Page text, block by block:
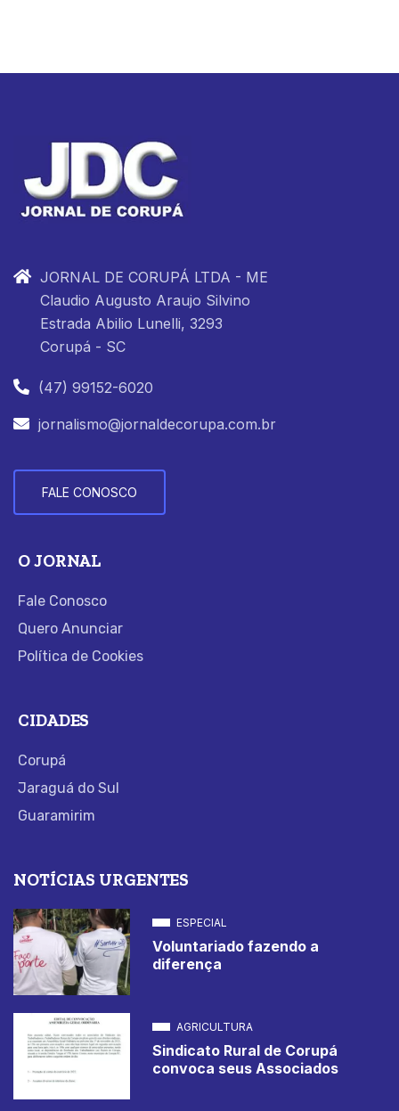
JORNAL DE CORUPÁ LTDA - ME
Claudio Augusto Araujo Silvino
Estrada Abilio Lunelli, 3293
Corupá - SC
(47) 99152-6020
jornalismo@jornaldecorupa.com.br
FALE CONOSCO
O JORNAL
Fale Conosco
Quero Anunciar
Política de Cookies
CIDADES
Corupá
Jaraguá do Sul
Guaramirim
NOTÍCIAS URGENTES
ESPECIAL
Voluntariado fazendo a
diferença
AGRICULTURA
Sindicato Rural de Corupá
convoca seus Associados